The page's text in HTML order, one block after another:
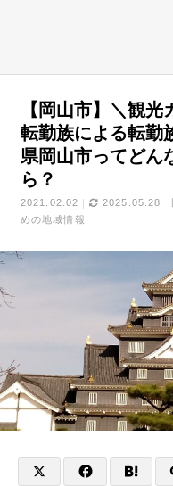
【岡山市】＼観
転勤族による転
県岡山市ってどん
ら？
2021.02.02 2025.05.28
めの地域情報